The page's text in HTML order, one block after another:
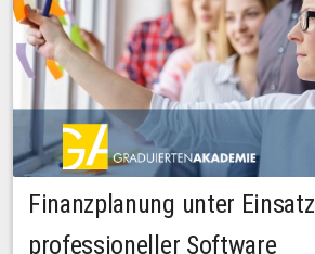
Finanzplanung unter Einsatz
professioneller Software